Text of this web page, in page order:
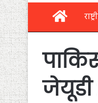
Home
जेयूडी